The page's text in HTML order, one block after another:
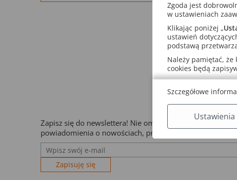
Zapisz się do newslettera! Nie ominą Cię
powiadomienia o nowościach, promocjach i okazjach.
Zapisuję się
Zgoda jest
w ustawieniach
Klikając poniżej „
ustawień
podstawą
Należy pamiętać,
cookies będą
Szczegółowe